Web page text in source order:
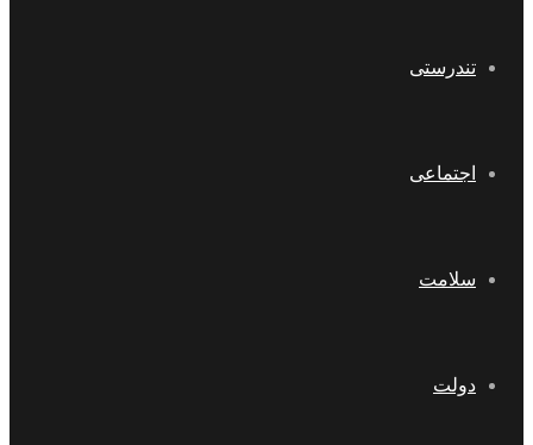
تندرستی
اجتماعی
سلامت
دولت